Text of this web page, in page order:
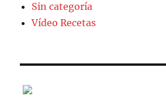
Sin categoría
Vídeo Recetas